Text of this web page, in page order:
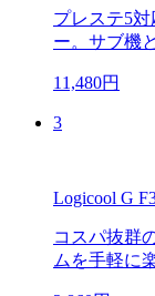
プレステ5
ー。サブ機
11,480円
3
Logicool G
コスパ抜群
ムを手軽に